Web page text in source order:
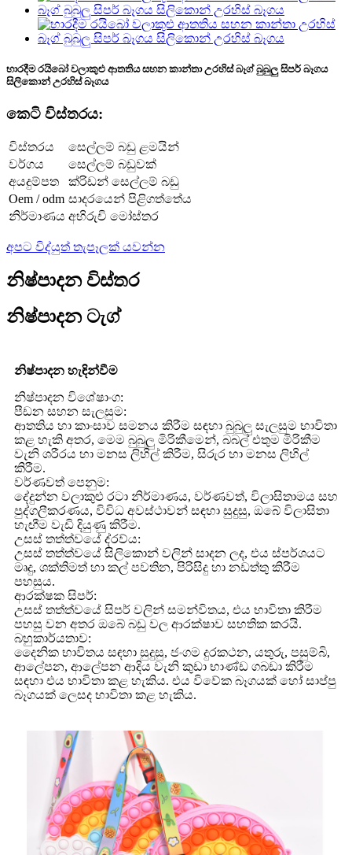
භාරදීම රයිබෝ වලාකුළු ආතතිය සහන කාන්තා උරහිස් බෑග් බුබුලු සිපර් බෑගය
සිලිකොන් උරහිස් බෑගය
කෙටි විස්තරය:
විස්තරය
සෙල්ලම් බඩු ළමයින්
වර්ගය
සෙල්ලම් බඩුවක්
අයදුම්පත
ක්රිඩන් සෙල්ලම් බඩු
Oem / odm සාදරයෙන් පිළිගත්තේය
නිර්මාණය අභිරුචි මෝස්තර
අපට විද්යුත් තැපෑලක් යවන්න
නිෂ්පාදන විස්තර
නිෂ්පාදන ටැග්
නිෂ්පාදන හැඳින්වීම
නිෂ්පාදන විශේෂාංග:
පීඩන සහන සැලසුම:
ආතතිය හා කාංසාව සමනය කිරීම සඳහා බුබුලු සැලසුම භාවිතා
කළ හැකි අතර, මෙම බුබුලු මිරිකීමෙන්, බබල් එතුම මිරිකීම
වැනි ශරීරය හා මනස ලිහිල් කිරීම, සිරුර හා මනස ලිහිල්
කිරීම.
වර්ණවත් පෙනුම:
දේදුන්න වලාකුළු රටා නිර්මාණය, වර්ණවත්, විලාසිතාමය සහ
පුද්ගලීකරණය, විවිධ අවස්ථාවන් සඳහා සුදුසු, ඔබේ විලාසිතා
හැඟීම වැඩි දියුණු කිරීම.
උසස් තත්ත්වයේ ද්රව්ය:
උසස් තත්ත්වයේ සිලිකොන් වලින් සාදන ලද, එය ස්පර්ශයට
මෘදු, ශක්තිමත් හා කල් පවතින, පිරිසිදු හා නඩත්තු කිරීම
පහසුය.
ආරක්ෂක සිපර්:
උසස් තත්ත්වයේ සිපර් වලින් සමන්විතය, එය භාවිතා කිරීම
පහසු වන අතර ඔබේ බඩු වල ආරක්ෂාව සහතික කරයි.
බහුකාර්යතාව:
දෛනික භාවිතය සඳහා සුදුසු, ජංගම දුරකථන, යතුරු, පසුම්බි,
ආලේපන, ආලේපන ආදිය වැනි කුඩා භාණ්ඩ ගබඩා කිරීම
සඳහා එය භාවිතා කළ හැකිය. එය විවේක බෑගයක් හෝ සාප්පු
බෑගයක් ලෙසද භාවිතා කළ හැකිය.